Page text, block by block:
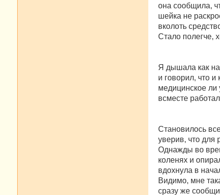
она сообщила,
шейка не
вколоть
Стало полегче,
Я дышала как
и говорил, что
медицинское ли
всместе
Становилось
уверив, что для
Однажды во
коленях и
вдохнула в
Видимо, мне
сразу же